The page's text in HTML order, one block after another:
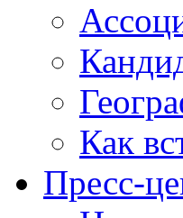
Как
Пресс-